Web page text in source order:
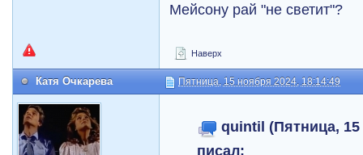
Мейсону рай "не светит"?
Наверх
Катя Очкарева Пятница, 15 ноября 2024, 18:14:49
quintil (Пятница, 15
писал: